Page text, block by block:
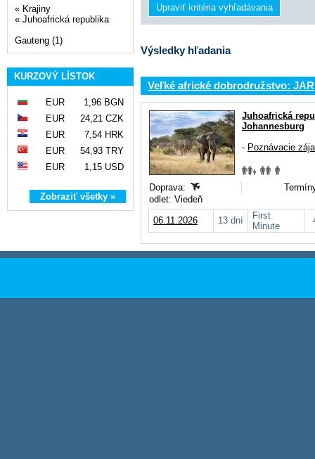
« Krajiny
« Juhoafrická republika
Gauteng (1)
KURZOVÝ LÍSTOK
EUR
1,96 BGN
EUR
24,21 CZK
EUR
7,54 HRK
EUR
54,93 TRY
EUR
1,15 USD
Zobraziť všetky »
Výsledky hľadania
Veľké africké dobrodružstvo:
Juhoafrická
Johannesburg
- Poznávacie
Doprava:
odlet: Viedeň
06.11.2026
13 dní
First
Minute